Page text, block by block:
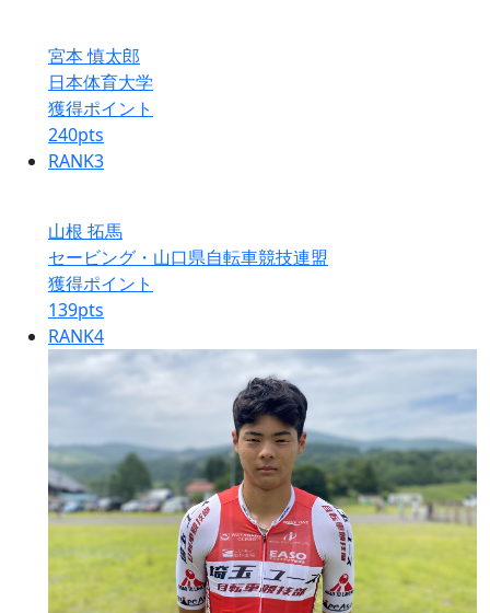
宮本 慎太郎
日本体育大学
獲得ポイント
240pts
RANK3
山根 拓馬
セービング・山口県自転車競技連盟
獲得ポイント
139pts
RANK4